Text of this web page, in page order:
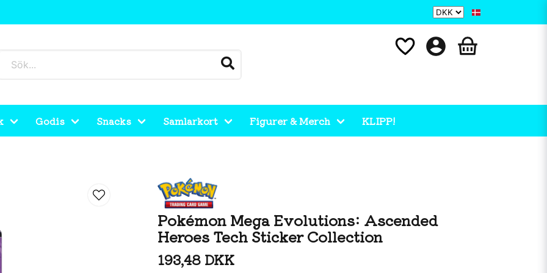
Godis Snacks Samlarkort Figurer & Merch KLIPP!
Tech Sticker Collection
Pokémon Mega Evolutions: Ascended
Heroes Tech Sticker Collection
193,48 DKK